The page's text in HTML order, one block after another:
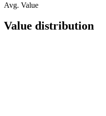
Avg. Value
Value distribution